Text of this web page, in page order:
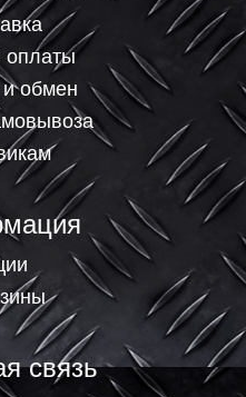
оплаты
и обмен
связь